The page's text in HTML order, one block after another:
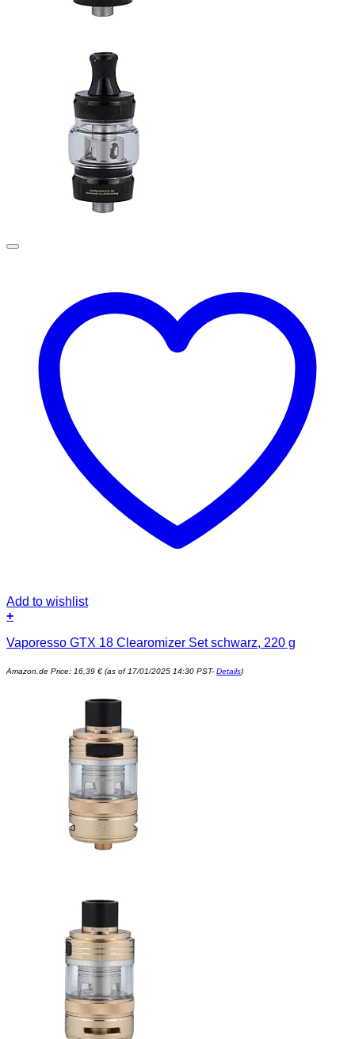
Add to wishlist
+
Vaporesso GTX 18 Clearomizer Set schwarz, 220 g
Amazon.de Price: 16,39 € (as of 17/01/2025 14:30 PST- Details)